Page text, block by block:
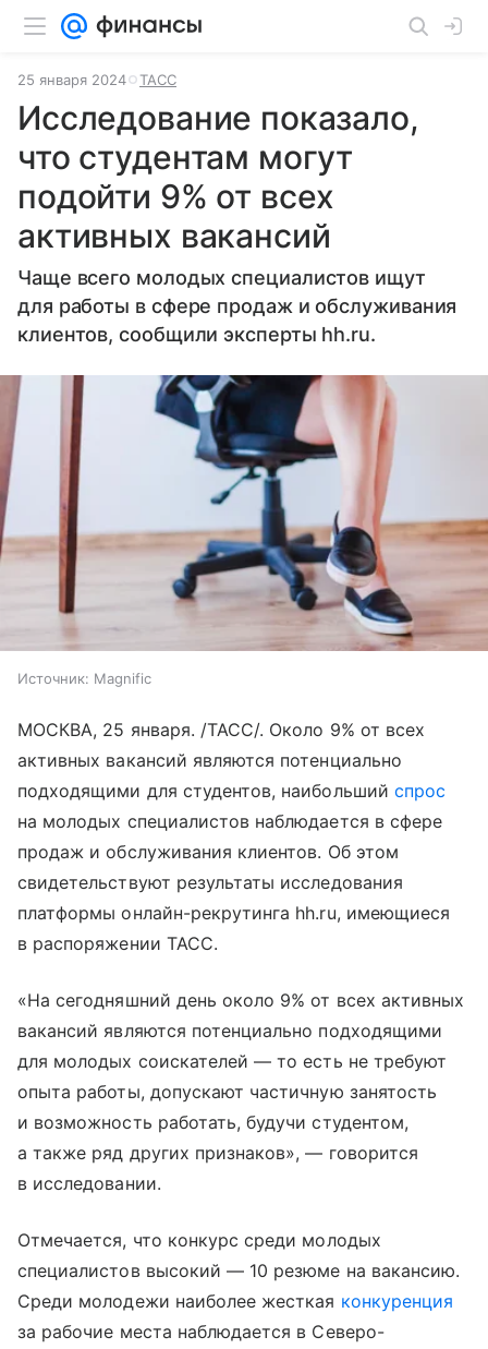
25 января 2024 ТАСС
Исследование показало,
что студентам могут
подойти 9% от всех
активных вакансий
Чаще всего молодых специалистов ищут
для работы в сфере продаж и обслуживания
клиентов, сообщили эксперты hh.ru.
Источник: Magnific
МОСКВА, 25 января. /ТАСС/. Около 9% от всех
активных вакансий являются потенциально
подходящими для студентов, наибольший спрос
на молодых специалистов наблюдается в сфере
продаж и обслуживания клиентов. Об этом
свидетельствуют результаты исследования
платформы онлайн-рекрутинга hh.ru, имеющиеся
в распоряжении ТАСС.
«На сегодняшний день около 9% от всех активных
вакансий являются потенциально подходящими
для молодых соискателей — то есть не требуют
опыта работы, допускают частичную занятость
и возможность работать, будучи студентом,
а также ряд других признаков», — говорится
в исследовании.
Отмечается, что конкурс среди молодых
специалистов высокий — 10 резюме на вакансию.
Среди молодежи наиболее жесткая конкуренция
за рабочие места наблюдается в Северо-